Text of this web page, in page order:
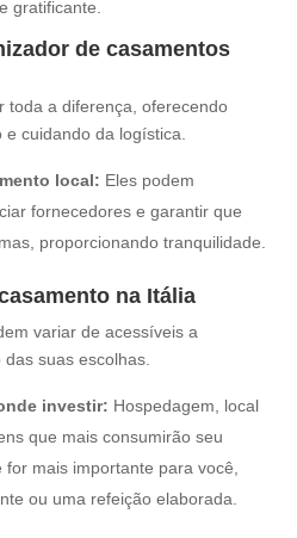
gratificante.
de casamentos
toda a diferença, oferecendo
cuidando da logística.
local: Eles podem
fornecedores e garantir que
proporcionando tranquilidade.
na Itália
variar de acessíveis a
suas escolhas.
investir: Hospedagem, local
que mais consumirão seu
mais importante para você,
ou uma refeição elaborada.